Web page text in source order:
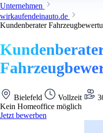
Unternehmen
wirkaufendeinauto.de
Kundenberater
Bielefeld Vollzeit
Kein Homeoffice möglich
Jetzt bewerben